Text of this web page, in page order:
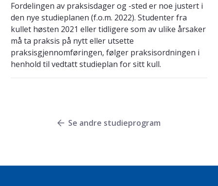
Fordelingen av praksisdager og -sted er noe justert i
den nye studieplanen (f.o.m. 2022). Studenter fra
kullet høsten 2021 eller tidligere som av ulike årsaker
må ta praksis på nytt eller utsette
praksisgjennomføringen, følger praksisordningen i
henhold til vedtatt studieplan for sitt kull.
Se andre studieprogram